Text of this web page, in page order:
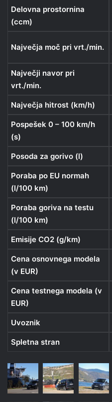
Delovna prostornina
(ccm)
Največja moč pri vrt./min.
Največji navor pri
vrt./min.
Največja hitrost (km/h)
Pospešek 0 – 100 km/h
(s)
Posoda za gorivo (l)
Poraba po EU normah
(l/100 km)
Poraba goriva na testu
(l/100 km)
Emisije CO2 (g/km)
Cena osnovnega modela
(v EUR)
Cena testnega modela (v
EUR)
Uvoznik
Spletna stran